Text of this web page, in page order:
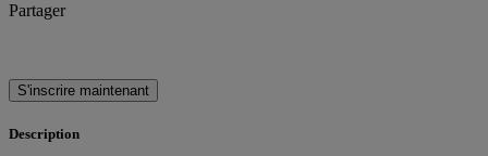
Partager
S'inscrire maintenant
Description